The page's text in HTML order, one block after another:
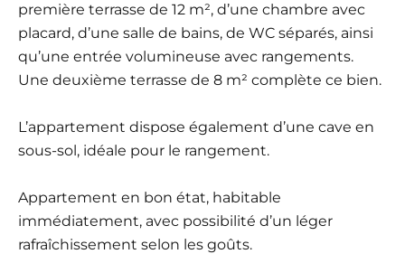
première terrasse de 12 m², d’une chambre avec
placard, d’une salle de bains, de WC séparés, ainsi
qu’une entrée volumineuse avec rangements.
Une deuxième terrasse de 8 m² complète ce bien.
L’appartement dispose également d’une cave en
sous-sol, idéale pour le rangement.
Appartement en bon état, habitable
immédiatement, avec possibilité d’un léger
rafraîchissement selon les goûts.